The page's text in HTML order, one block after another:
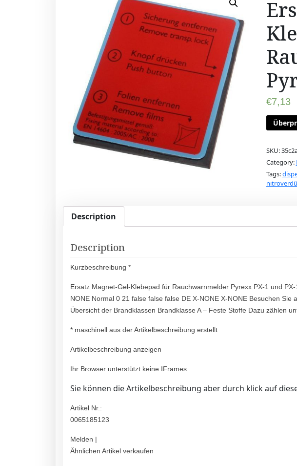
€7,13
SKU:
Category:
Tags:
Description
Description
Kurzbeschreibung *
Ersatz Magnet-Gel-Klebepad für Rauchwarnmelder Pyrexx PX-1 und
NONE Normal 0 21 false false false DE X-NONE X-NONE Besuchen Sie
Übersicht der Brandklassen Brandklasse A – Feste Stoffe Dazu zählen
* maschinell aus der Artikelbeschreibung erstellt
Artikelbeschreibung anzeigen
Ihr Browser unterstützt keine IFrames.
Sie können die Artikelbeschreibung aber durch klick auf
Artikel Nr.:
0065185123
Melden |
Ähnlichen Artikel verkaufen